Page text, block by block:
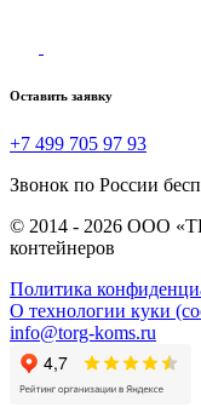
Оставить заявку
+7 499 705 97 93
Звонок по России
© 2014 - 2026 ООО
контейнеров
Политика
О технологии куки
info@torg-koms.ru